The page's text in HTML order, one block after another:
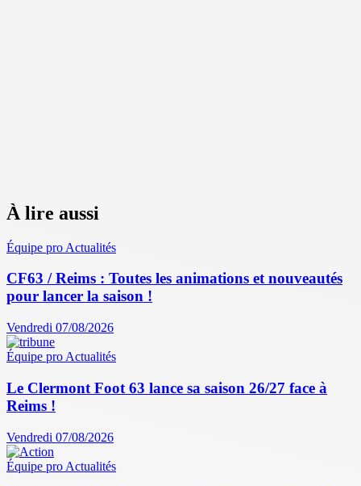
À lire aussi
Équipe pro Actualités
CF63 / Reims : Toutes les animations et nouveautés
pour lancer la saison !
Vendredi 07/08/2026
Équipe pro Actualités
Le Clermont Foot 63 lance sa saison 26/27 face à
Reims !
Vendredi 07/08/2026
Équipe pro Actualités